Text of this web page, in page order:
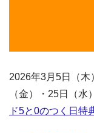
2026年3月5日（木
（金）・25日（水
ド5と0のつく日特